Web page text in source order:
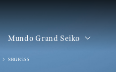
Mundo Grand Seiko
SBGE255